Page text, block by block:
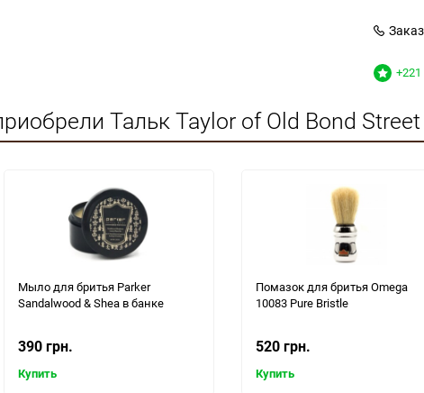
+221
Тальк Taylor of Old Bond
Мыло для бритья Parker
Sandalwood & Shea в банке
390 грн.
Купить
Помазок для бритья Omega
10083 Pure Bristle
520 грн.
Купить